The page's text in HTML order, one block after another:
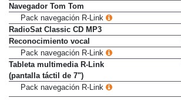
Navegador Tom Tom
Pack navegación R-Link
RadioSat Classic CD MP3
Reconocimiento vocal
Pack navegación R-Link
Tableta multimedia R-Link
(pantalla táctil de 7")
Pack navegación R-Link